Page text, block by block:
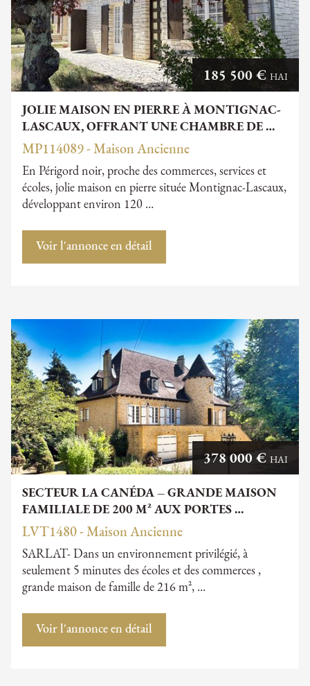
JOLIE MAISON EN PIERRE À MONTIGNAC-
LASCAUX, OFFRANT UNE CHAMBRE DE …
185 500 € HAI
MP114089 - Maison Ancienne
En Périgord noir, proche des commerces, services et
écoles, jolie maison en pierre située Montignac-Lascaux,
développant environ 120 …
Voir l'annonce en détail
SECTEUR LA CANÉDA – GRANDE MAISON
FAMILIALE DE 200 M² AUX PORTES …
378 000 € HAI
LVT1480 - Maison Ancienne
SARLAT- Dans un environnement privilégié, à
seulement 5 minutes des écoles et des commerces ,
grande maison de famille de 216 m², …
Voir l'annonce en détail